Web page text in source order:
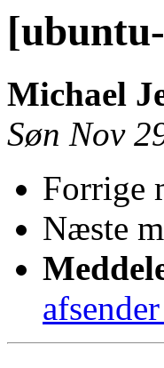
Michael
Søn Nov
Forrige
Næste